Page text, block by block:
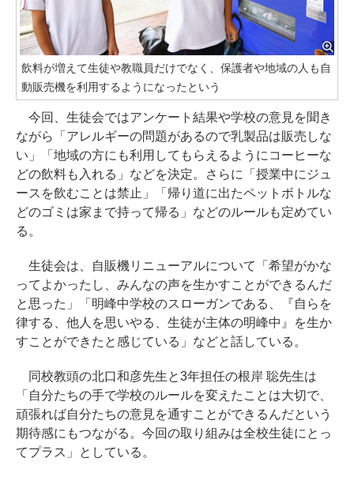
飲料が増えて生徒や教職員だけでなく、保護者や地域の人も自
動販売機を利用するようになったという
今回、生徒会ではアンケート結果や学校の意見を聞き
ながら「アレルギーの問題があるので乳製品は販売しな
い」「地域の方にも利用してもらえるようにコーヒーな
どの飲料も入れる」などを決定。さらに「授業中にジュ
ースを飲むことは禁止」「帰り道に出たペットボトルな
どのゴミは家まで持って帰る」などのルールも定めてい
る。
生徒会は、自販機リニューアルについて「希望がかな
ってよかったし、みんなの声を生かすことができるんだ
と思った」「明峰中学校のスローガンである、『自らを
律する、他人を思いやる、生徒が主体の明峰中』を生か
すことができたと感じている」などと話している。
同校教頭の北口和彦先生と3年担任の根岸 聡先生は
「自分たちの手で学校のルールを変えたことは大切で、
頑張れば自分たちの意見を通すことができるんだという
期待感にもつながる。今回の取り組みは全校生徒にとっ
てプラス」としている。